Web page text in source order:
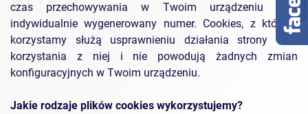
czas przechowywania w Twoim urządzeniu oraz
indywidualnie wygenerowany numer. Cookies, z których
korzystamy służą usprawnieniu działania strony oraz
korzystania z niej i nie powodują żadnych zmian
konfiguracyjnych w Twoim urządzeniu.
Jakie rodzaje plików cookies wykorzystujemy?